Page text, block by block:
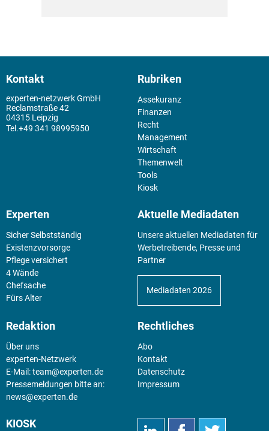
Kontakt
experten-netzwerk GmbH
Reclamstraße 42
04315 Leipzig
+49 341 98995950
Rubriken
Assekuranz
Finanzen
Recht
Management
Wirtschaft
Themenwelt
Tools
Kiosk
Experten
Sicher Selbstständig
Existenz­vorsorge
Pflege versichert
4 Wände
Chefsache
Fürs Alter
Aktuelle Mediadaten
Unsere aktuellen Mediadaten für
Werbetreibende, Presse und
Partner
Mediadaten 2026
Redaktion
Über uns
experten-Netzwerk
E-Mail:team@experten.de
Pressemeldungen bitte an:
news@experten.de
Rechtliches
Abo
Kontakt
Datenschutz
Impressum
KIOSK